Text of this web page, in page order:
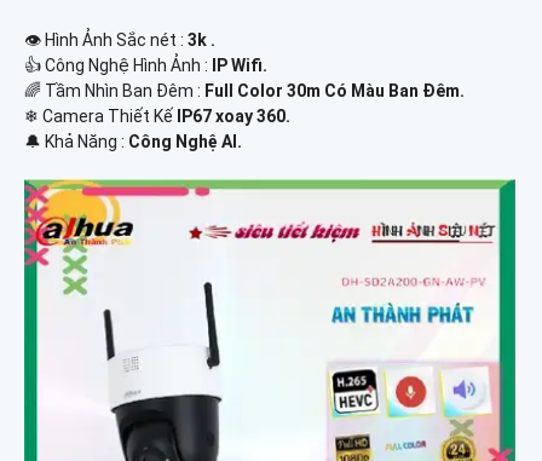
👁 Hình Ảnh Sắc nét : 3k .
👍 Công Nghệ Hình Ảnh :
IP Wifi.
🌈 Tầm Nhìn Ban Đêm : Full Color 30m Có Màu Ban Ðêm.
❄ Camera Thiết Kế
IP67 xoay 360.
️🔔 Khả Năng : Công Nghệ AI.